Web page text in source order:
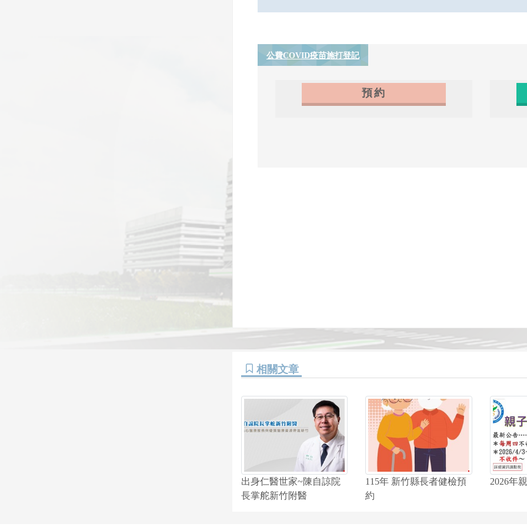
公費COVID疫苗施打登記
預約
相關文章
出身仁醫世家~陳自諒院
長掌舵新竹附醫
115年 新竹縣長者健檢預
約
2026年